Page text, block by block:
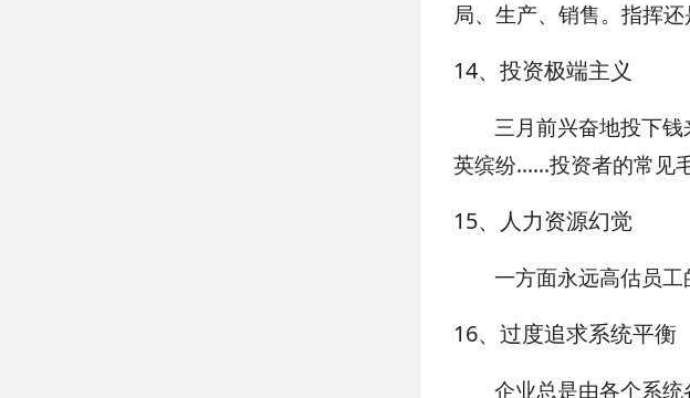
局、生产、销售。指挥
14、投资极端主义
三月前兴奋地投下
英缤纷......投资者的常见
15、人力资源幻觉
一方面永远高估员工
16、过度追求系统平衡
企业总是由各个系